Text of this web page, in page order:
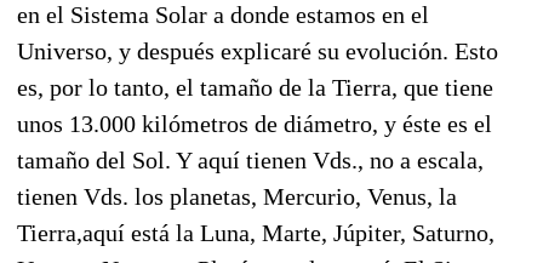
en el Sistema Solar a donde estamos en el
Universo, y después explicaré su evolución. Esto
es, por lo tanto, el tamaño de la Tierra, que tiene
unos 13.000 kilómetros de diámetro, y éste es el
tamaño del Sol. Y aquí tienen Vds., no a escala,
tienen Vds. los planetas, Mercurio, Venus, la
Tierra,aquí está la Luna, Marte, Júpiter, Saturno,